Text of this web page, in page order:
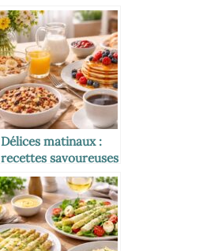
Délices matinaux :
recettes savoureuses
pour un petit
déjeuner fait maison